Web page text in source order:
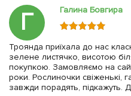
Г Галина Бовгира
Троянда приїхала до нас
зелене листячко, висотою
покупкою. Замовляємо на
роки. Рослиночки свіженькі,
завжди порадять, підкажуть.